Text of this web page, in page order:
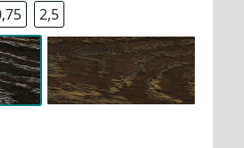
2,5
3092 Золото